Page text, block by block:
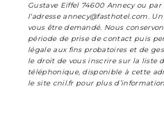
Gustave Eiffel 74600 Annecy ou
l'adresse annecy@fasthotel.com.
vous être demandé. Nous
période de prise de contact puis
légale aux fins probatoires et de
le droit de vous inscrire sur la liste
téléphonique, disponible à cette
le site cnil.fr pour plus